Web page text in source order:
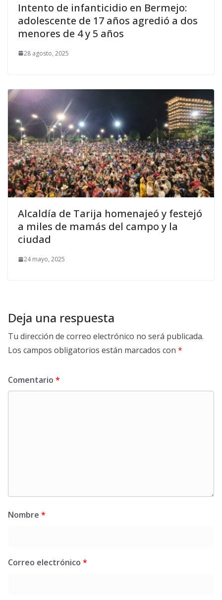
Intento de infanticidio en Bermejo:
adolescente de 17 años agredió a dos
menores de 4 y 5 años
28 agosto, 2025
Alcaldía de Tarija homenajeó y festejó
a miles de mamás del campo y la
ciudad
24 mayo, 2025
Deja una respuesta
Tu dirección de correo electrónico no será publicada.
Los campos obligatorios están marcados con *
Comentario *
Nombre *
Correo electrónico *